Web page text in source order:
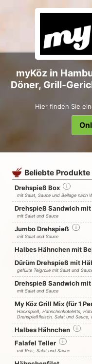
myKöz in
Döner, Grill-
Hier finden Sie
Beliebte Produkte
Drehspieß Box i
mit Salat, Sauce und Beilage nach
Drehspieß Sandwich
mit Salat und Sauce
Jumbo Drehspieß i
mit Salat und Sauce
Halbes Hähnchen mit
Dürüm Drehspieß mit
gefüllte Teigrolle mit Salat und
Drehspieß Sandwich
mit Salat und Sauce
My Köz Grill Mix (für 1
Hackspieß, Hähnchenkoteletts,
Drehspießfleisch, Salat und Sauce,
Halbes Hähnchen i
Falafel Teller
i
mit Reis, Salat und Sauce